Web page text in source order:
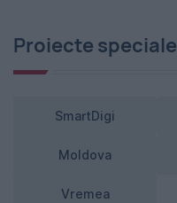
Proiecte speciale
SmartDigi
Moldova
Vremea